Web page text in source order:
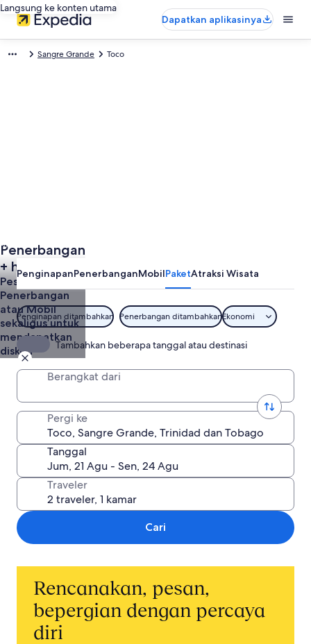
Langsung ke konten utama
Dapatkan aplikasinya
Sangre Grande Toco
Foto oleh OnePointFiveBillionInches
oleh
OnePointFiveBillionInches
Penerbangan
+ hotel di
Toco
Pesan Hotel +
Penerbangan
atau Mobil
sekaligus untuk
mendapatkan
diskon
PenginapanPenerbanganMobilPaketAtraksi Wisata
Penginapan ditambahkan Penerbangan ditambahkanEkonomi
Tambahkan beberapa tanggal atau destinasi
Berangkat dari
Pergi ke
Tanggal
Traveler
Cari
Rencanakan, pesan,
bepergian dengan percaya
diri